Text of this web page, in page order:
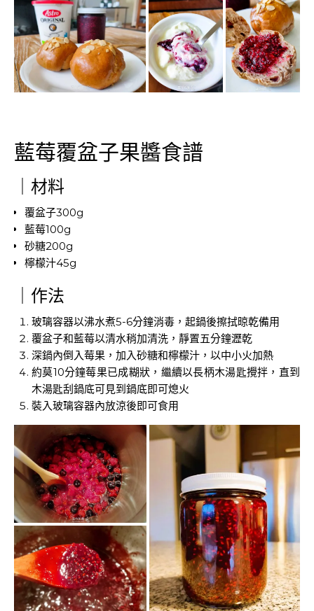
藍莓覆盆子果醬食譜
｜材料
覆盆子300g
藍莓100g
砂糖200g
檸檬汁45g
｜作法
玻璃容器以沸水煮5-6分鐘消毒，起鍋後擦拭晾乾備用
覆盆子和藍莓以清水稍加清洗，靜置五分鐘瀝乾
深鍋內倒入莓果，加入砂糖和檸檬汁，以中小火加熱
約莫10分鐘莓果已成糊狀，繼續以長柄木湯匙攪拌，直到
木湯匙刮鍋底可見到鍋底即可熄火
裝入玻璃容器內放涼後即可食用